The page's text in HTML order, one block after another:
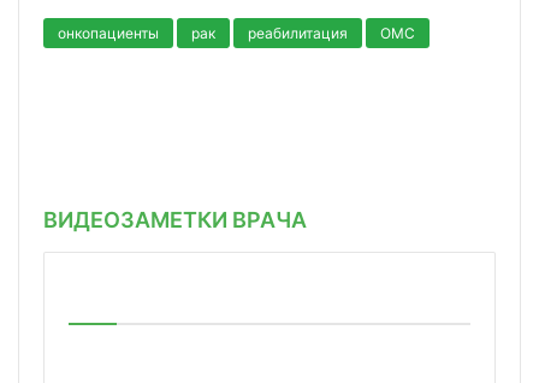
онкопациенты рак реабилитация ОМС
ВИДЕОЗАМЕТКИ ВРАЧА